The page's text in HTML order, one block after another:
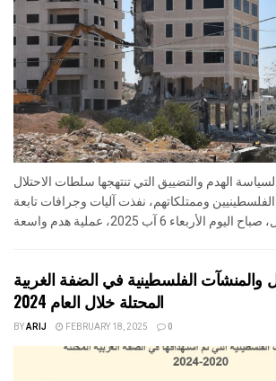
الهدم والتضييق التي تنتهجها سلطات الاحتلال
وممتلكاتهم، نفذت آليات وجرافات تابعة
والمنشآت الفلسطينية في الضفة الغربية
المحتلة خلال العام 2024
BYARIJ FEBRUARY 18, 2025 0